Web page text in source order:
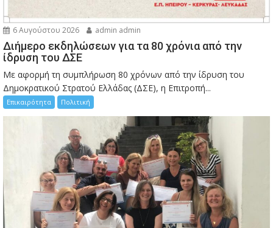
6 Αυγούστου 2026 admin admin
Διήμερο εκδηλώσεων για τα 80 χρόνια από την
ίδρυση του ΔΣΕ
Με αφορμή τη συμπλήρωση 80 χρόνων από την ίδρυση του
Δημοκρατικού Στρατού Ελλάδας (ΔΣΕ), η Επιτροπή...
Επικαιρότητα Πολιτική